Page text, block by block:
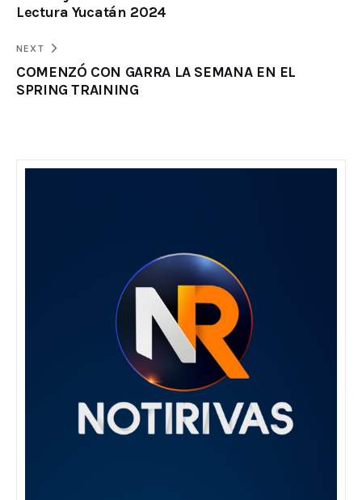
Lectura Yucatán 2024
NEXT
COMENZÓ CON GARRA LA SEMANA EN EL
SPRING TRAINING